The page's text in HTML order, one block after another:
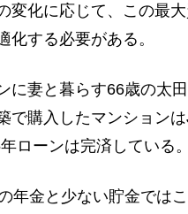
化に応じて、この最
化する必要がある。
妻と暮らす66歳の太
で購入したマンション
ローンは完済している。
年金と少ない貯金では